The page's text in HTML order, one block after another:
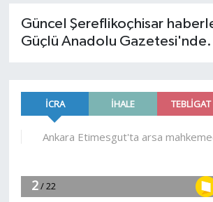
Güncel Şereflikoçhisar
Güçlü Anadolu Gazetesi'nde.
Spor
Çocuk
Eğitim